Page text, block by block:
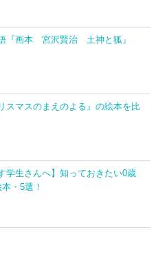
『画本 宮沢賢治 土神と狐』
スマスのまえのよる』の絵本を比
学生さんへ】知っておきたい0歳
・5選！